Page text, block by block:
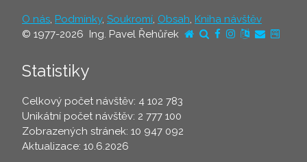
O nás, Podmínky, Soukromí, Obsah, Kniha návštěv
© 1977-2026 Ing. Pavel Řehůřek
Statistiky
Celkový počet návštěv: 4 102 783
Unikátní počet návštěv: 2 777 100
Zobrazených stránek: 10 947 092
Aktualizace: 10.6.2026